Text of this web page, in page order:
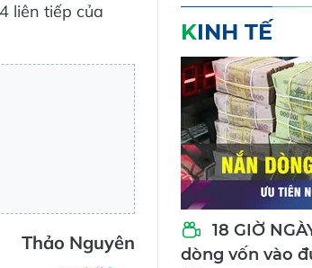
liên tiếp của
Thảo Nguyên
KINH TẾ
18 GIỜ
dòng vốn vào